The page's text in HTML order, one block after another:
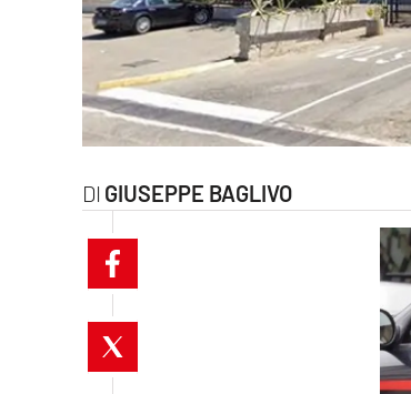
ilvibonese.it
catanzarochannel.it
GIUSEPPE BAGLIVO